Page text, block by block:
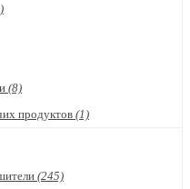
(8)
продуктов (1)
(245)